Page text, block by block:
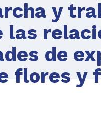
y
de
flores y